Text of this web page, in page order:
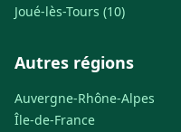
Joué-lès-Tours (10)
Autres régions
Auvergne-Rhône-Alpes
Île-de-France